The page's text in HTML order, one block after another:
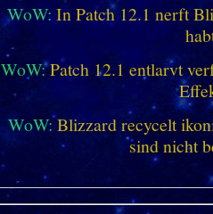
WoW: In Patch 12.1 nerft
WoW:Patch 12.1 entlarvt
WoW:Blizzard recycelt
sind nicht